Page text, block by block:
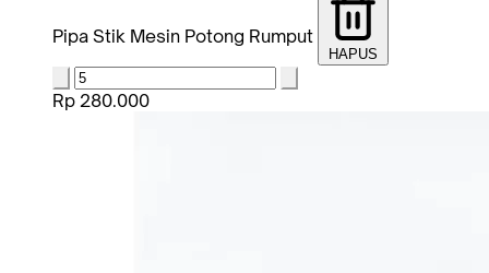
Pipa Stik Mesin Potong Rumput
HAPUS
Rp 280.000